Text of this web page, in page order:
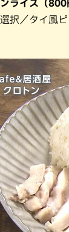
ライス（800
択／タイ風